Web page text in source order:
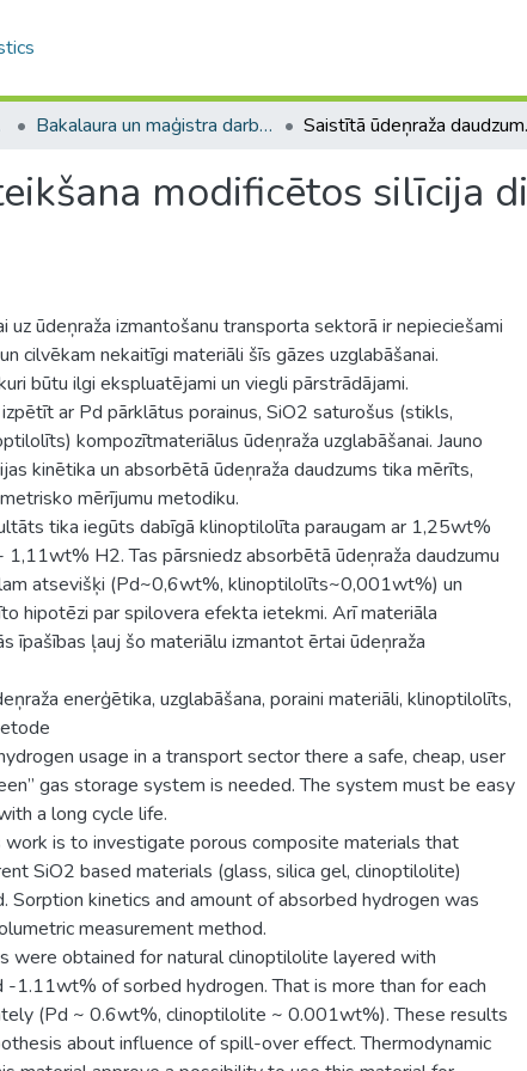
Bakalaura un maģistra darbi (FMOF) / Bachelor's and Master's theses Saistītā
modificētos silīcija
uz ūdeņraža izmantošanu transporta sektorā ir nepieciešami
cilvēkam nekaitīgi materiāli šīs gāzes uzglabāšanai.
būtu ilgi ekspluatējami un viegli pārstrādājami.
ar Pd pārklātus porainus, SiO2 saturošus (stikls,
kompozītmateriālus ūdeņraža uzglabāšanai. Jauno
kinētika un absorbētā ūdeņraža daudzums tika mērīts,
mērījumu metodiku.
tika iegūts dabīgā klinoptilolīta paraugam ar 1,25wt%
1,11wt% H2. Tas pārsniedz absorbētā ūdeņraža daudzumu
atsevišķi (Pd~0,6wt%, klinoptilolīts~0,001wt%) un
hipotēzi par spilovera efekta ietekmi. Arī materiāla
īpašības ļauj šo materiālu izmantot ērtai ūdeņraža
enerģētika, uzglabāšana, poraini materiāli, klinoptilolīts,
usage in a transport sector there a safe, cheap, user
gas storage system is needed. The system must be easy
a long cycle life.
work is to investigate porous composite materials that
SiO2 based materials (glass, silica gel, clinoptilolite)
Sorption kinetics and amount of absorbed hydrogen was
measurement method.
were obtained for natural clinoptilolite layered with
1.11wt% of sorbed hydrogen. That is more than for each
(Pd ~ 0.6wt%, clinoptilolite ~ 0.001wt%). These results
about influence of spill-over effect. Thermodynamic